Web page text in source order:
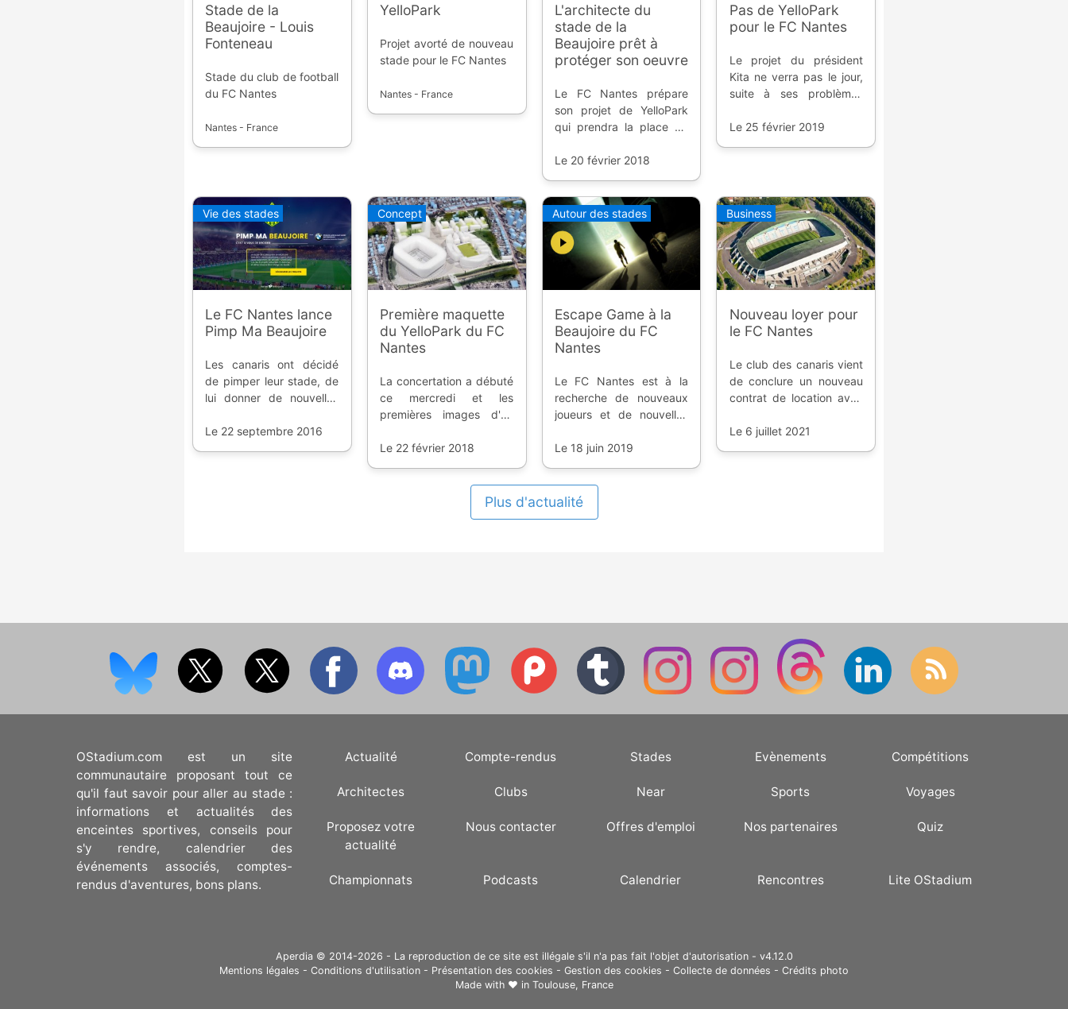
Stade de la
Beaujoire - Louis
Fonteneau
Stade du club de football
du FC Nantes
Nantes - France
YelloPark
Projet avorté de nouveau
stade pour le FC Nantes
Nantes - France
L'architecte du
stade de la
Beaujoire prêt à
protéger son oeuvre
Le FC Nantes prépare
son projet de YelloPark
qui prendra la place du
plait pas du tout à son
aller devant les
tribunaux.
Le 20 février 2018
Pas de YelloPark
pour le FC Nantes
Le projet du président
Kita ne verra pas le jour,
suite à ses problèmes
maintenant à prévoir
Le 25 février 2019
Vie des stades
Le FC Nantes lance
Pimp Ma Beaujoire
Les canaris ont décidé
de pimper leur stade, de
lui donner de nouvelles
supporters voter. Alors
Le 22 septembre 2016
Concept
Première maquette
du YelloPark du FC
Nantes
La concertation a débuté
ce mercredi et les
premières images d'un
maquette ont été
Le 22 février 2018
Autour des stades
Escape Game à la
Beaujoire du FC
Nantes
Le FC Nantes est à la
recherche de nouveaux
joueurs et de nouvelles
pas n’importe qui ! Pour
vous a préparé une
évaluation pas comme
Le 18 juin 2019
Business
Nouveau loyer pour
le FC Nantes
Le club des canaris vient
de conclure un nouveau
contrat de location avec
Beaujoire ; la facture a
Le 6 juillet 2021
Plus d'actualité
OStadium.com est un site
communautaire proposant tout ce
qu'il faut savoir pour aller au stade :
informations et actualités des
enceintes sportives, conseils pour
s'y rendre, calendrier des
événements associés, comptes-
rendus d'aventures, bons plans.
Actualité Compte-rendus Stades Evènements Compétitions
Architectes Clubs Near Sports Voyages
Proposez votre
actualité
Nous contacter Offres d'emploi Nos partenaires Quiz
Championnats Podcasts Calendrier Rencontres Lite OStadium
Aperdia © 2014-2026 - La reproduction de ce site est illégale s'il n'a pas fait l'objet d'autorisation - v4.12.0
Mentions légales - Conditions d'utilisation - Présentation des cookies - Gestion des cookies - Collecte de données - Crédits photo
Made with ❤ in Toulouse, France